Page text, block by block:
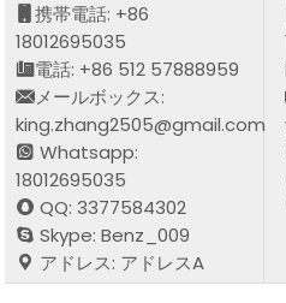
携帯電話: +86
18012695035
電話: +86 512 57888959
メールボックス:
king.zhang2505@gmail.com
Whatsapp:
18012695035
QQ: 3377584302
Skype: Benz_009
アドレス: アドレスA